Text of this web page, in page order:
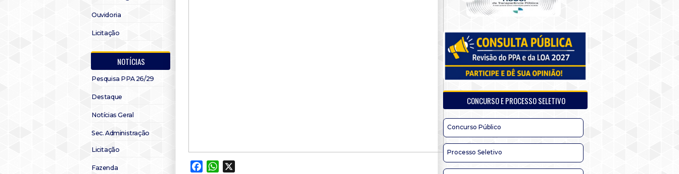
Ouvidoria
Licitação
NOTÍCIAS
Pesquisa PPA 26/29
Destaque
Notícias Geral
Sec. Administração
Licitação
Fazenda FacebookWhatsApp
CONCURSO E PROCESSO SELETIVO
Concurso Público
Processo Seletivo